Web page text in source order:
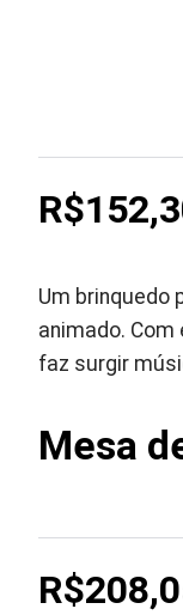
Um brinquedo
animado.
faz surgir
Mesa